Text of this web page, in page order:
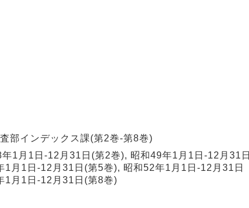
部インデックス課(第2巻-第8巻)
1月1日-12月31日(第2巻), 昭和49年1月1日-12月31日
月1日-12月31日(第5巻), 昭和52年1月1日-12月31日
1月1日-12月31日(第8巻)